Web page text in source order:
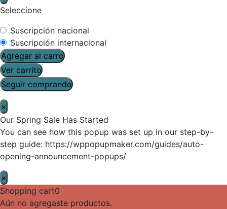
Seleccione
Suscripción nacional
Suscripción internacional
Agregar al carro
Ver carrito
Seguir comprando
×
Our Spring Sale Has Started
You can see how this popup was set up in our step-by-
step guide: https://wppopupmaker.com/guides/auto-
opening-announcement-popups/
×
Shopping cart0
Aún no agregaste productos.